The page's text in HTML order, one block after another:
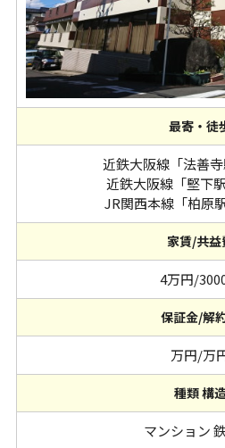
最寄・徒
近鉄大阪線「法善
近鉄大阪線「堅下
JR関西本線「柏原
家賃/共益
4万円/
保証金/解
万円/万
種類 構
マンション